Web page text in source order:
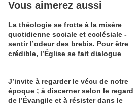
Vous aimerez aussi
La théologie se frotte à la misère
quotidienne sociale et ecclésiale -
sentir l’odeur des brebis. Pour être
crédible, l’Église se fait dialogue
J’invite à regarder le vécu de notre
époque ; à discerner selon le regard
de l’Évangile et à résister dans le